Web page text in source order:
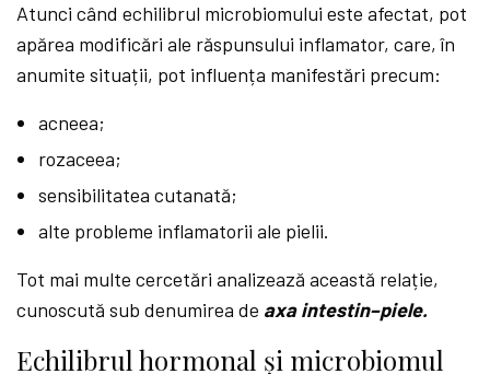
Atunci când echilibrul microbiomului este afectat, pot
apărea modificări ale răspunsului inflamator, care, în
anumite situații, pot influența manifestări precum:
acneea;
rozaceea;
sensibilitatea cutanată;
alte probleme inflamatorii ale pielii.
Tot mai multe cercetări analizează această relație,
cunoscută sub denumirea de axa intestin–piele.
Echilibrul hormonal și microbiomul